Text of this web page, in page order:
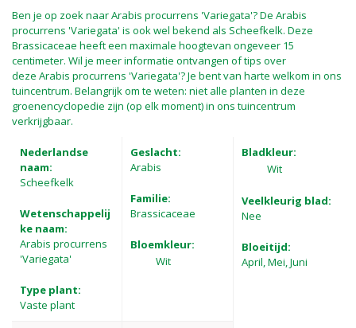
Ben je op zoek naar Arabis procurrens 'Variegata'? De Arabis
procurrens 'Variegata' is ook wel bekend als Scheefkelk. Deze
Brassicaceae heeft een maximale hoogtevan ongeveer 15
centimeter. Wil je meer informatie ontvangen of tips over
deze Arabis procurrens 'Variegata'? Je bent van harte welkom in ons
tuincentrum. Belangrijk om te weten: niet alle planten in deze
groenencyclopedie zijn (op elk moment) in ons tuincentrum
verkrijgbaar.
Nederlandse
naam:
Scheefkelk
Wetenschappelij
ke naam:
Arabis procurrens
'Variegata'
Type plant:
Vaste plant
Geslacht:
Arabis
Familie:
Brassicaceae
Bloemkleur:
Wit
Bladkleur:
Wit
Veelkleurig blad:
Nee
Bloeitijd:
April, Mei, Juni